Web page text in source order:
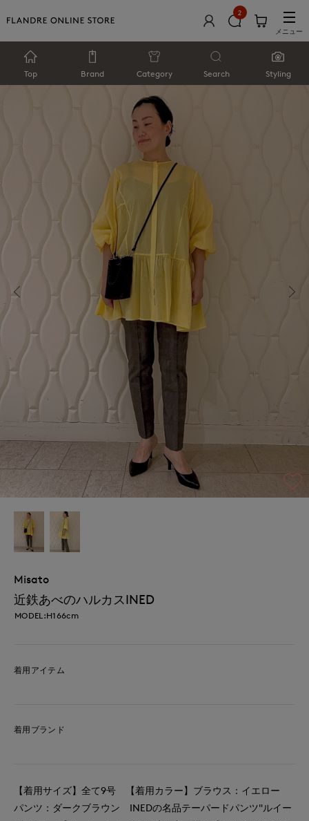
2
メニュー
Top Brand Category Search Styling
Misato
近鉄あべのハルカスINED
MODEL:H166cm
着用アイテム
着用ブランド
【着用サイズ】全て9号 【着用カラー】ブラウス：イエロー
パンツ：ダークブラウン INEDの名品テーパードパンツ"ルイー